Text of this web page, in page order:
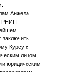
Анжела
заключить
Курсу с
лицом,
юридическим